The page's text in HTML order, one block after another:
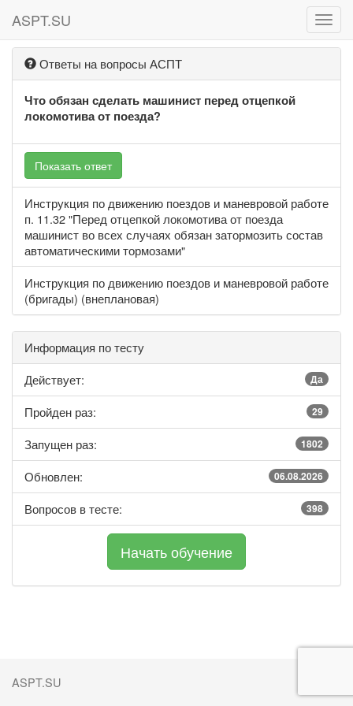
ASPT.SU
Ответы на вопросы АСПТ
Что обязан сделать машинист перед отцепкой
локомотива от поезда?
Показать ответ
Инструкция по движению поездов и маневровой работе
п. 11.32 "Перед отцепкой локомотива от поезда
машинист во всех случаях обязан затормозить состав
автоматическими тормозами"
Инструкция по движению поездов и маневровой работе
(бригады) (внеплановая)
Информация по тесту
Действует:
Да
Пройден раз: 29
Запущен раз: 1802
Обновлен: 06.08.2026
Вопросов в тесте: 398
ASPT.SU